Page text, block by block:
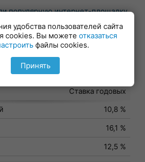
популярную интернет-площадку
Минском открыли бесплатную
Ставка годовых
10,8 %
16,1 %
12,5 %
удобства пользователей сайта
cookies. Вы можете отказаться
файлы cookies.
Принять